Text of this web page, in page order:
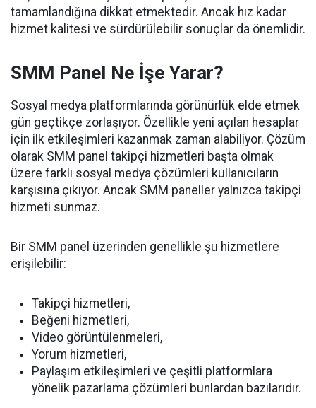
tamamlandığına dikkat etmektedir. Ancak hız kadar
hizmet kalitesi ve sürdürülebilir sonuçlar da önemlidir.
SMM Panel Ne İşe Yarar?
Sosyal medya platformlarında görünürlük elde etmek
gün geçtikçe zorlaşıyor. Özellikle yeni açılan hesaplar
için ilk etkileşimleri kazanmak zaman alabiliyor. Çözüm
olarak SMM panel takipçi hizmetleri başta olmak
üzere farklı sosyal medya çözümleri kullanıcıların
karşısına çıkıyor. Ancak SMM paneller yalnızca takipçi
hizmeti sunmaz.
Bir SMM panel üzerinden genellikle şu hizmetlere
erişilebilir:
Takipçi hizmetleri,
Beğeni hizmetleri,
Video görüntülenmeleri,
Yorum hizmetleri,
Paylaşım etkileşimleri ve çeşitli platformlara
yönelik pazarlama çözümleri bunlardan bazılarıdır.